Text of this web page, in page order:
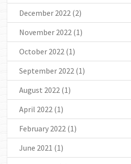
December 2022 (2)
November 2022 (1)
October 2022 (1)
September 2022 (1)
August 2022 (1)
April 2022 (1)
February 2022 (1)
June 2021 (1)